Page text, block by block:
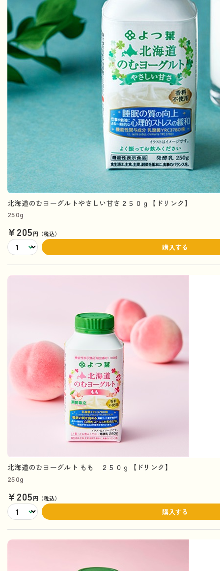
北海道のむヨーグルトやさしい甘さ２５０ｇ【ドリンク】
250g
¥205円（税込）
購入する
北海道のむヨーグルト もも ２５０ｇ【ドリンク】
250g
¥205円（税込）
購入する